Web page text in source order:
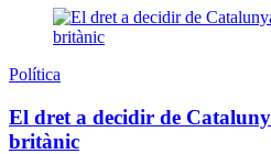
Política
El dret a decidir de
britànic